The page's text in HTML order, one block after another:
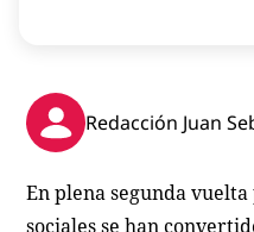
Redacción Juan
En plena segunda
sociales se han